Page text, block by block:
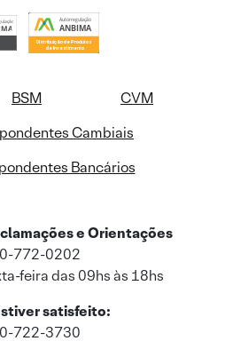
BSM
CVM
Cambiais
Bancários
e Orientações
772-0202
feira das 09hs às 18hs
satisfeito:
722-3730